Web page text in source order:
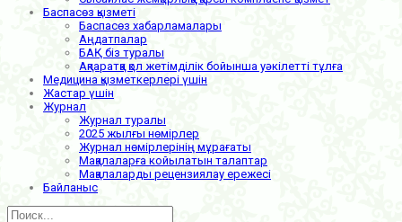
Баспасөз қызметі
Баспасөз хабарламалары
Аңдатпалар
БАҚ біз туралы
Ақпаратқа қол жетімділік бойынша уәкілетті тұлға
Медицина қызметкерлері үшін
Жастар үшін
Журнал
Журнал туралы
2025 жылғы нөмірлер
Журнал нөмірлерінің мұрағаты
Мақалаларға койылатын талаптар
Мақалаларды рецензиялау ережесі
Байланыс